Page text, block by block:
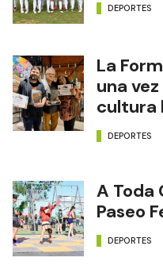
DEPORTES
La
una
cultura
DEPORTES
A Toda
Paseo
DEPORTES